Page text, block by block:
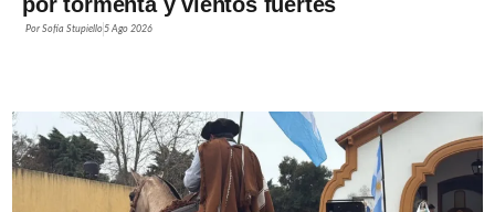
por tormenta y vientos fuertes
PorSofía Stupiello5 Ago 2026